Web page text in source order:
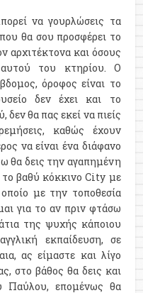
να γουρλώσεις τα
θα σου προσφέρει το
αρχιτέκτονα και όσους
αυτού του κτηρίου. Ο
όροφος είναι το
δεν έχει και το
θα πας εκεί να πιείς
καθώς έχουν
να είναι ένα διάφανο
θα δεις την αγαπημένη
βαθύ κόκκινο City με
με την τοποθεσία
για το αν πριν φτάσω
της ψυχής κάποιου
εκπαίδευση, σε
ας είμαστε και λίγο
στο βάθος θα δεις και
Παύλου, επομένως θα